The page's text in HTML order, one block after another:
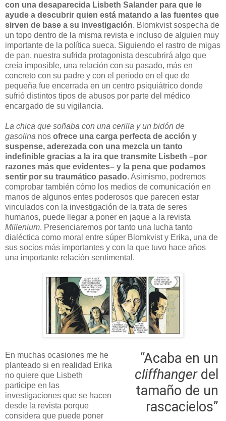
con una desaparecida Lisbeth Salander para que le
ayude a descubrir quien está matando a las fuentes que
sirven de base a su investigación. Blomkvist sospecha de
un topo dentro de la misma revista e incluso de alguien muy
importante de la política sueca. Siguiendo el rastro de migas
de pan, nuestra sufrida protagonista descubrirá algo que
creía imposible, una relación con su pasado, más en
concreto con su padre y con el período en el que de
pequeña fue encerrada en un centro psiquiátrico donde
sufrió distintos tipos de abusos por parte del médico
encargado de su vigilancia.
La chica que soñaba con una cerilla y un bidón de
gasolina nos ofrece una carga perfecta de acción y
suspense, aderezada con una mezcla un tanto
indefinible gracias a la ira que transmite Lisbeth –por
razones más que evidentes– y la pena que podamos
sentir por su traumático pasado. Asimismo, podremos
comprobar también cómo los medios de comunicación en
manos de algunos entes poderosos que parecen estar
vinculados con la investigación de la trata de seres
humanos, puede llegar a poner en jaque a la revista
Millenium. Presenciaremos por tanto una lucha tanto
dialéctica como moral entre súper Blomkvist y Erika, una de
sus socios más importantes y con la que tuvo hace años
una importante relación sentimental.
“Acaba en un
cliffhanger del
tamaño de un
rascacielos”
En muchas ocasiones me he
planteado si en realidad Erika
no quiere que Lisbeth
participe en las
investigaciones que se hacen
desde la revista porque
considera que puede poner